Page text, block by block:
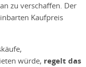
zu verschaffen. Der
Kaufpreis
würde, regelt das